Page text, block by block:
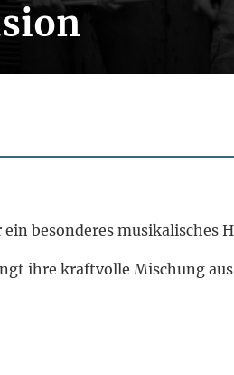
besonderes musikalisches
ihre kraftvolle Mischung